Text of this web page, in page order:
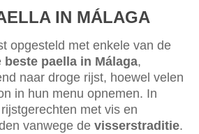
IN MÁLAGA
opgesteld met enkele van de
beste paella in Málaga,
naar droge rijst, hoewel velen
in hun menu opnemen. In
met vis en
vanwege de visserstraditie.